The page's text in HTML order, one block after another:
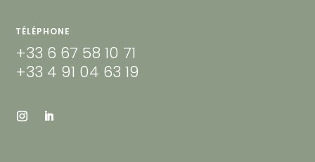
TÉLÉPHONE
+33 6 67 58 10 71
+33 4 91 04 63 19